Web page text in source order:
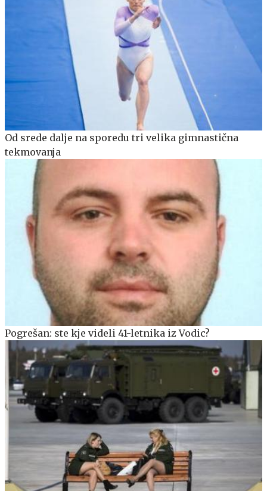
Od srede dalje na sporedu tri velika gimnastična
tekmovanja
Pogrešan: ste kje videli 41-letnika iz Vodic?